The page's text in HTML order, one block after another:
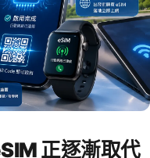
正逐漸取代